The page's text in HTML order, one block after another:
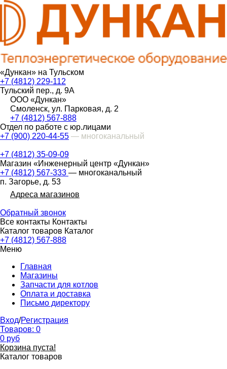
«Дункан» на Тульском
+7 (4812) 229-112
Тульский пер., д. 9А
ООО «Дункан»
Смоленск, ул. Парковая, д. 2
+7 (4812) 567-888
Отдел по работе с юр.лицами
+7 (900) 220-44-55 — многоканальный
+7 (4812) 35-09-09
Магазин «Инженерный центр «Дункан»
+7 (4812) 567-333 — многоканальный
п. Загорье, д. 53
Адреса магазинов
Обратный звонок
Все контакты Контакты
Каталог товаров Каталог
+7 (4812) 567-888
Меню
Главная
Магазины
Запчасти для котлов
Оплата и доставка
Письмо директору
Вход/Регистрация
Товаров: 0
0 руб
Корзина пуста!
Каталог товаров